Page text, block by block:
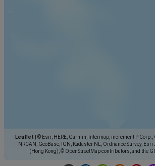
Leaflet
© Esri, HERE, Garmin, Intermap, increment P Corp.,
NRCAN, GeoBase, IGN, Kadaster NL, Ordnance Survey,
(Hong Kong), © OpenStreetMap contributors, and the